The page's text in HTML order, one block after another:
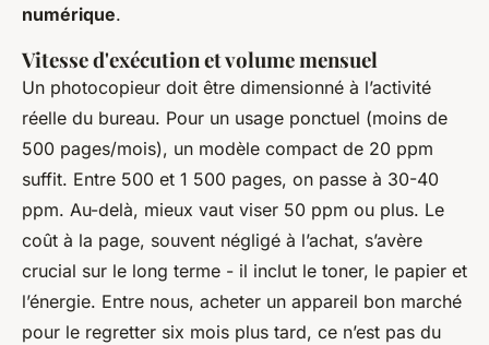
numérique.
Vitesse d'exécution et volume mensuel
Un photocopieur doit être dimensionné à l’activité
réelle du bureau. Pour un usage ponctuel (moins de
500 pages/mois), un modèle compact de 20 ppm
suffit. Entre 500 et 1 500 pages, on passe à 30-40
ppm. Au-delà, mieux vaut viser 50 ppm ou plus. Le
coût à la page, souvent négligé à l’achat, s’avère
crucial sur le long terme - il inclut le toner, le papier et
l’énergie. Entre nous, acheter un appareil bon marché
pour le regretter six mois plus tard, ce n’est pas du